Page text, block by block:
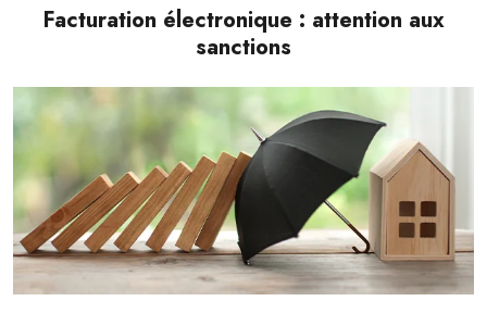
Facturation électronique : attention aux
sanctions